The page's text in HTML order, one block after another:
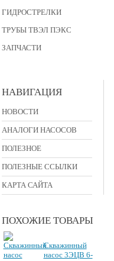
ГИДРОСТРЕЛКИ
ТРУБЫ ТВЭЛ ПЭКС
ЗАПЧАСТИ
НАВИГАЦИЯ
НОВОСТИ
АНАЛОГИ НАСОСОВ
ПОЛЕЗНОЕ
ПОЛЕЗНЫЕ ССЫЛКИ
КАРТА САЙТА
ПОХОЖИЕ ТОВАРЫ
Скважинный
насос 3ЭЦВ 6-